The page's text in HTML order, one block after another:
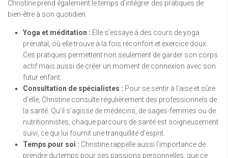
Christine prend également le temps d’intégrer des pratiques de
bien-être à son quotidien.
Yoga et méditation : Elle s’essaye à des cours de yoga
prénatal, où elle trouve à la fois réconfort et exercice doux.
Ces pratiques permettent non seulement de garder son corps
actif mais aussi de créer un moment de connexion avec son
futur enfant.
Consultation de spécialistes : Pour se sentir à l’aise et sûre
d’elle, Christine consulte régulièrement des professionnels de
la santé. Qu’il s’agisse de médecins, de sages-femmes ou de
nutritionnistes, chaque parcours de santé est soigneusement
suivi, ce qui lui fournit une tranquillité d’esprit.
Temps pour soi : Christine rappelle aussi l’importance de
prendre du temps pour ses passions personnelles, que ce